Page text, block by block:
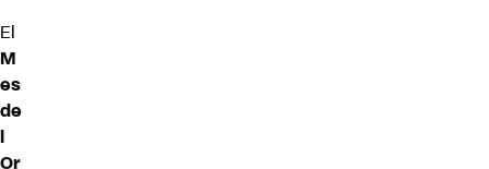
El
M
es
de
l
Or